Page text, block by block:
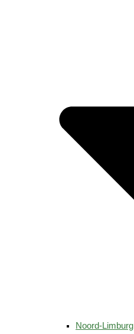
Noord-Limburg